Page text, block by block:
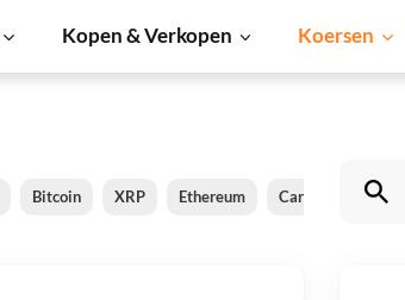
Kopen & Verkopen Koersen
Bitcoin XRP Ethereum Cardano